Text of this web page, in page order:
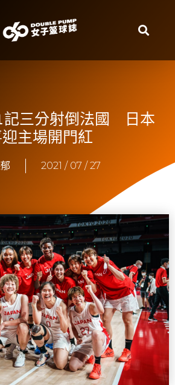
記三分射倒法國 日本
主場開門紅
2021 / 07 / 27